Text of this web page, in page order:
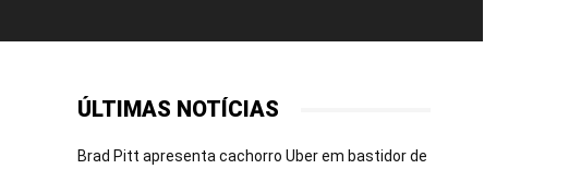
ÚLTIMAS NOTÍCIAS
Brad Pitt apresenta cachorro Uber em bastidor de